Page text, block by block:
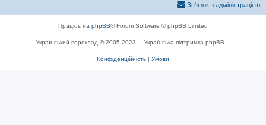
Зв'язок з адміністрацією
Працює на phpBB® Forum Software © phpBB Limited
Український переклад © 2005-2023 Українська підтримка phpBB
Конфіденційність | Умови